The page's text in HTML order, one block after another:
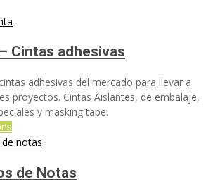
Cintas adhesivas
adhesivas del mercado para llevar a
proyectos. Cintas Aislantes, de embalaje,
y masking tape.
de Notas